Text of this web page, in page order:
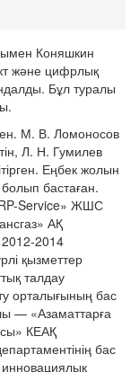
Коняшкин
және цифрлық
Бұл туралы
М. В. Ломоносов
Л. Н. Гумилев
Еңбек жолын
бастаған.
Service» ЖШС
АҚ
2014
қызметтер
талдау
орталығының бас
— «Азаматтарға
КЕАҚ
бас